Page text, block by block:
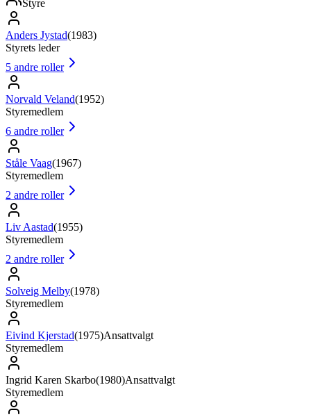
Styre
Anders Jystad(1983)
Styrets leder
5 andre roller
Norvald Veland(1952)
Styremedlem
6 andre roller
Ståle Vaag(1967)
Styremedlem
2 andre roller
Liv Aastad(1955)
Styremedlem
2 andre roller
Solveig Melby(1978)
Styremedlem
Eivind Kjerstad(1975)Ansattvalgt
Styremedlem
Ingrid Karen Skarbo(1980)Ansattvalgt
Styremedlem